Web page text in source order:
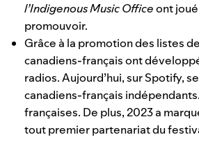
l’Indigenous Music Officeont
promouvoir.
Grâce à la promotion des listes
canadiens-français ont
radios. Aujourd’hui, sur Spotify,
canadiens-français
françaises. De plus, 2023 a
tout premier partenariat du